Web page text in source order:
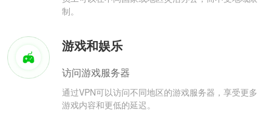
制。
游戏和娱乐
访问游戏服务器
通过VPN可以访问不同地区的游戏服务器，享受更多
游戏内容和更低的延迟。